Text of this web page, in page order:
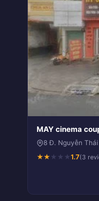
MAY cinema
8 Đ. Nguyễn Thái
★★★ ★ ★1.7(3